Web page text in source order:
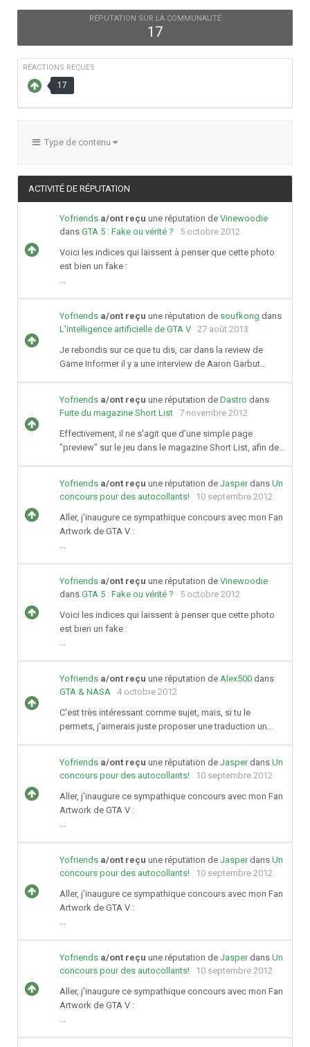
RÉPUTATION SUR LA COMMUNAUTÉ
17
RÉACTIONS REÇUES
17
Type de contenu
ACTIVITÉ DE RÉPUTATION
Yofriends a/ont reçu une réputation de Vinewoodie
dans GTA 5 : Fake ou vérité ?
5 octobre 2012
Voici les indices qui laissent à penser que cette photo
est bien un fake :
...
Yofriends a/ont reçu une réputation de soufkong dans
L'intelligence artificielle de GTA V 27 août 2013
Je rebondis sur ce que tu dis, car dans la review de
Game Informer il y a une interview de Aaron Garbut...
Yofriends a/ont reçu une réputation de Dastro dans
Fuite du magazine Short List
7 novembre 2012
Effectivement, il ne s'agit que d'une simple page
"preview" sur le jeu dans le magazine Short List, afin de...
Yofriends a/ont reçu une réputation de Jasperdans Un
concours pour des autocollants!
10 septembre 2012
Aller, j'inaugure ce sympathique concours avec mon Fan
Artwork de GTA V :
...
Yofriends a/ont reçu une réputation de Vinewoodie
dans GTA 5 : Fake ou vérité ?
5 octobre 2012
Voici les indices qui laissent à penser que cette photo
est bien un fake :
...
Yofriends a/ont reçu une réputation de Alex500 dans
GTA & NASA
4 octobre 2012
C'est très intéressant comme sujet, mais, si tu le
permets, j'aimerais juste proposer une traduction un...
Yofriends a/ont reçu une réputation de Jasperdans Un
concours pour des autocollants!
10 septembre 2012
Aller, j'inaugure ce sympathique concours avec mon Fan
Artwork de GTA V :
...
Yofriends a/ont reçu une réputation de Jasperdans Un
concours pour des autocollants!
10 septembre 2012
Aller, j'inaugure ce sympathique concours avec mon Fan
Artwork de GTA V :
...
Yofriends a/ont reçu une réputation de Jasperdans Un
concours pour des autocollants!
10 septembre 2012
Aller, j'inaugure ce sympathique concours avec mon Fan
Artwork de GTA V :
...